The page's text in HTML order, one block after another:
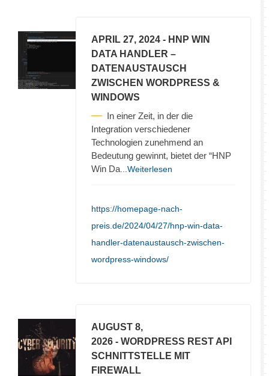
APRIL 27, 2024 - HNP WIN
DATA HANDLER –
DATENAUSTAUSCH
ZWISCHEN WORDPRESS &
WINDOWS
In einer Zeit, in der die
Integration verschiedener
Technologien zunehmend an
Bedeutung gewinnt, bietet der “HNP
Win Da ...Weiterlesen
https://homepage-nach-
preis.de/2024/04/27/hnp-win-data-
handler-datenaustausch-zwischen-
wordpress-windows/
AUGUST 8,
2026 - WORDPRESS REST API
SCHNITTSTELLE MIT
FIREWALL